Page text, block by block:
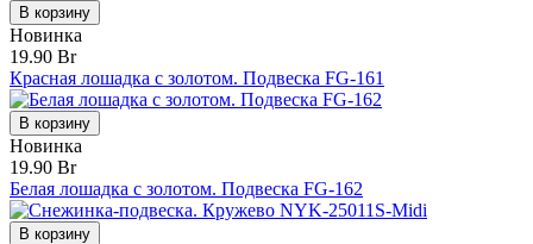
В корзину
Новинка
19.90 Br
Красная лошадка с золотом. Подвеска FG-161
В корзину
Новинка
19.90 Br
Белая лошадка с золотом. Подвеска FG-162
В корзину